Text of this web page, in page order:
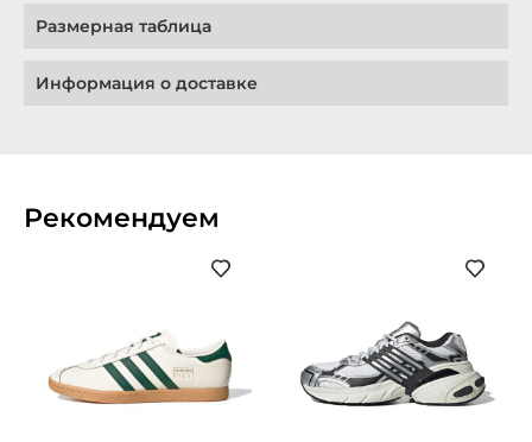
Размерная таблица
Информация о доставке
Рекомендуем